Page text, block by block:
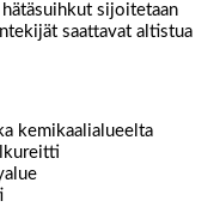
sijoitetaan
saattavat altistua
kemikaalialueelta